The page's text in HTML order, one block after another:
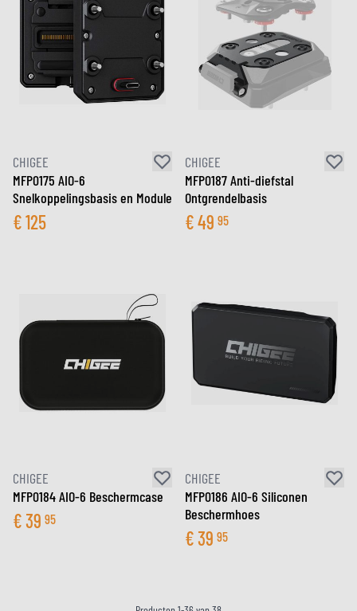
CHIGEE
MFP0175 AIO-6
Snelkoppelingsbasis en Module
€125
CHIGEE
MFP0187 Anti-diefstal
Ontgrendelbasis
€49 95
CHIGEE
MFP0184 AIO-6 Beschermcase
€39 95
CHIGEE
MFP0186 AIO-6 Siliconen
Beschermhoes
€39 95